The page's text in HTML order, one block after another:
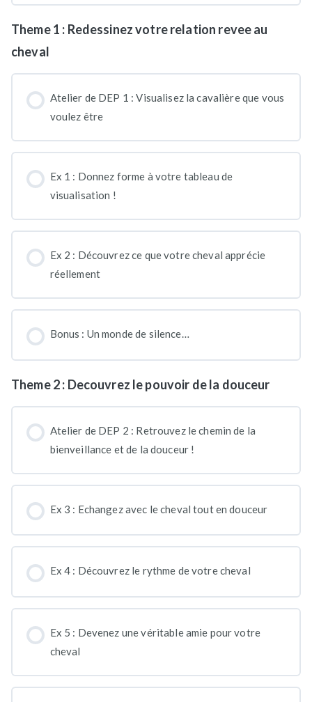
Theme 1 : Redessinez votre relation revee au
cheval
Atelier de DEP 1 : Visualisez la cavalière que vous
voulez être
Ex 1 : Donnez forme à votre tableau de
visualisation !
Ex 2 : Découvrez ce que votre cheval apprécie
réellement
Bonus : Un monde de silence…
Theme 2 : Decouvrez le pouvoir de la douceur
Atelier de DEP 2 : Retrouvez le chemin de la
bienveillance et de la douceur !
Ex 3 : Echangez avec le cheval tout en douceur
Ex 4 : Découvrez le rythme de votre cheval
Ex 5 : Devenez une véritable amie pour votre
cheval